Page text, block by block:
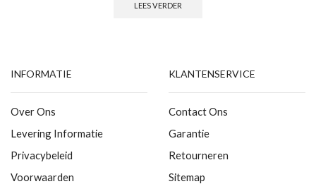
LEES VERDER
INFORMATIE
Over Ons
Levering Informatie
Privacybeleid
Voorwaarden
KLANTENSERVICE
Contact Ons
Garantie
Retourneren
Sitemap